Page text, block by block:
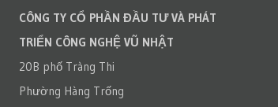
CÔNG TY CỔ PHẦN ĐẦU TƯ VÀ PHÁT
TRIỂN CÔNG NGHỆ VŨ NHẬT
20B phố Tràng Thi
Phường Hàng Trống